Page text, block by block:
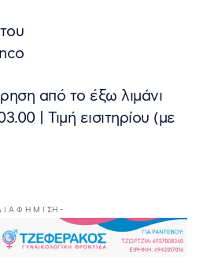
από το έξω λιμάνι
| Τιμή εισιτηρίου (με
Ι Α Φ Η Μ Ι ΣΗ -